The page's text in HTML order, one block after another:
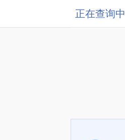
正在查询中